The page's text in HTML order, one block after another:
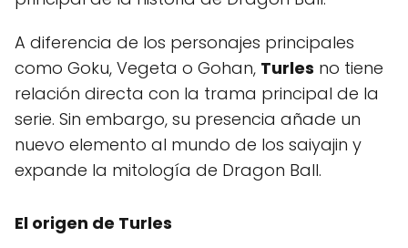
A diferencia de los personajes principales
como Goku, Vegeta o Gohan, Turles no tiene
relación directa con la trama principal de la
serie. Sin embargo, su presencia añade un
nuevo elemento al mundo de los saiyajin y
expande la mitología de Dragon Ball.
El origen de Turles